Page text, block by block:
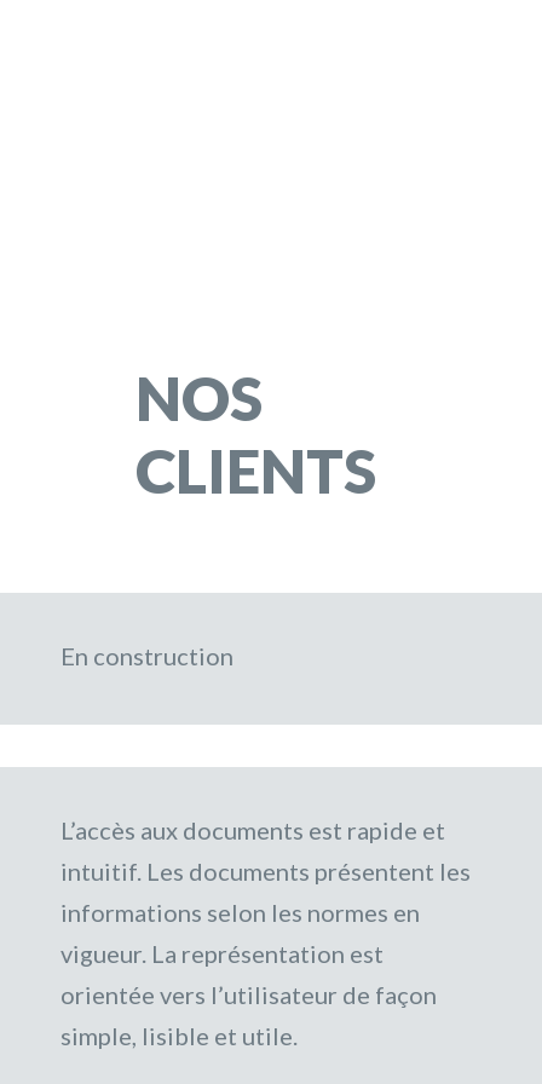
NOS
CLIENTS
En construction
L’accès aux documents est rapide et
intuitif. Les documents présentent les
informations selon les normes en
vigueur. La représentation est
orientée vers l’utilisateur de façon
simple, lisible et utile.